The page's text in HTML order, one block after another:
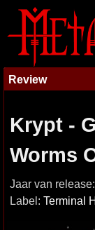
Review
Krypt -
Worms
Jaar van release:
Label: Terminal